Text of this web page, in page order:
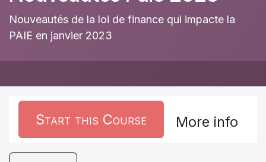
Nouveautés de la loi de finance qui impacte la
PAIE en janvier 2023
Start this Course More info